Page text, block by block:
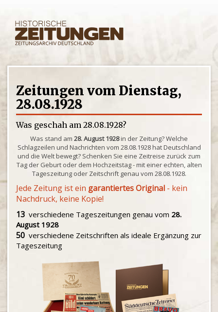
Zeitungen vom Dienstag,
28.08.1928
Was geschah am 28.08.1928?
Was stand am 28. August 1928in der Zeitung? Welche
Schlagzeilen und Nachrichten vom 28.08.1928 hat Deutschland
und die Welt bewegt? Schenken Sie eine Zeitreise zurück zum
Tag der Geburt oder dem Hochzeitstag - mit einer echten, alten
Tageszeitung oder Zeitschrift genau vom 28.08.1928.
Jede Zeitung ist ein garantiertes Original - kein
Nachdruck, keine Kopie!
13 verschiedene Tageszeitungen genau vom 28.
August 1928
50 verschiedene Zeitschriften als ideale Ergänzung zur
Tageszeitung